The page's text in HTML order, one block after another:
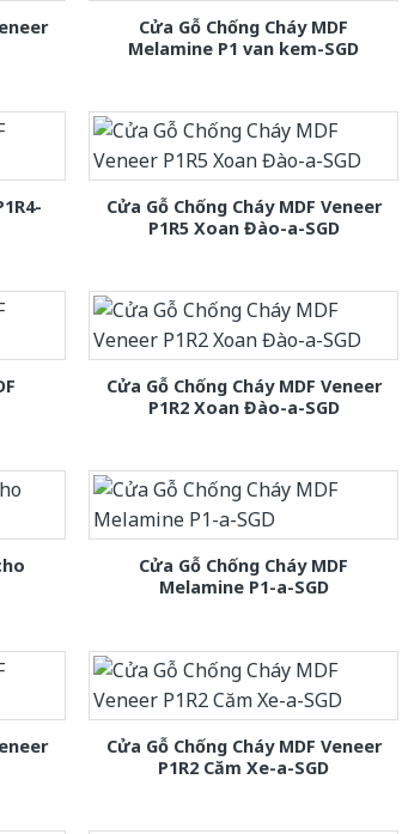
Cửa Gỗ Chống Cháy MDF
Melamine P1 van kem-SGD
Cửa Gỗ Chống Cháy MDF Veneer
P1R5 Xoan Đào-a-SGD
Cửa Gỗ Chống Cháy MDF Veneer
P1R2 Xoan Đào-a-SGD
Cửa Gỗ Chống Cháy MDF
Melamine P1-a-SGD
Cửa Gỗ Chống Cháy MDF Veneer
P1R2 Căm Xe-a-SGD